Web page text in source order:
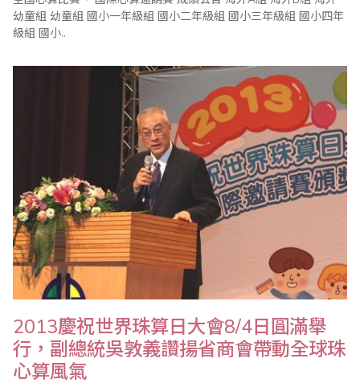
幼童組 幼童組 國小一年級組 國小二年級組 國小三年級組 國小四年
級組 國小..
2013慶祝世界珠算日大會8/4日圓滿舉
行，副總統吳敦義讚揚省商會帶動全球珠
心算風氣